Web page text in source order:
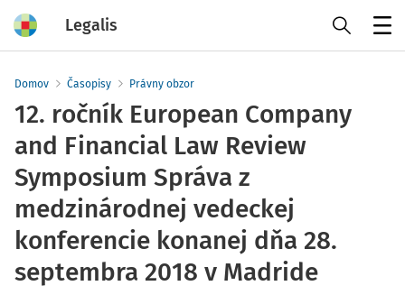
Legalis
Domov Časopisy Právny obzor
12. ročník European Company
and Financial Law Review
Symposium Správa z
medzinárodnej vedeckej
konferencie konanej dňa 28.
septembra 2018 v Madride